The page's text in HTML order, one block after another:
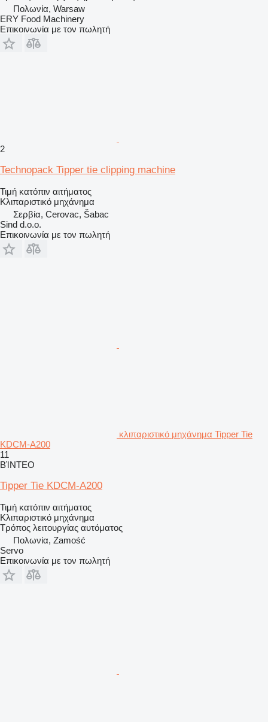
Πολωνία, Warsaw
ERY Food Machinery
Επικοινωνία με τον πωλητή
2
Technopack Tipper tie clipping machine
Τιμή κατόπιν αιτήματος
Κλιπαριστικό μηχάνημα
Σερβία, Cerovac, Šabac
Sind d.o.o.
Επικοινωνία με τον πωλητή
κλιπαριστικό μηχάνημα Tipper Tie
KDCM-A200
11
ΒΊΝΤΕΟ
Tipper Tie KDCM-A200
Τιμή κατόπιν αιτήματος
Κλιπαριστικό μηχάνημα
Τρόπος λειτουργίας αυτόματος
Πολωνία, Zamość
Servo
Επικοινωνία με τον πωλητή